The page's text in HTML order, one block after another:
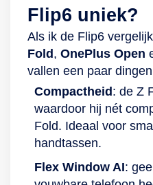
Flip6 uniek?
Als ik de Flip6
Fold, OnePlus Open
vallen een paar
Compactheid: de Z
waardoor hij nét
Fold. Ideaal voor
handtassen.
Flex Window AI: